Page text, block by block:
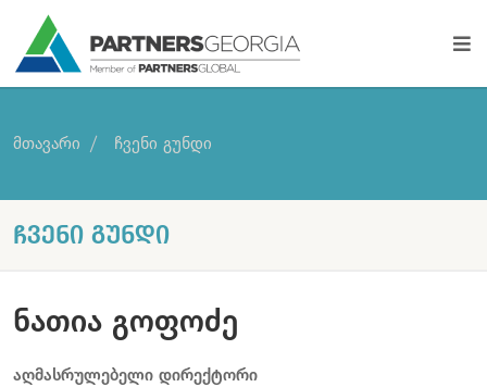
მთავარი ჩვენი გუნდი
ᲩᲕᲔᲜᲘ ᲒᲣᲜᲓᲘ
ნათია გოფოძე
აღმასრულებელი დირექტორი